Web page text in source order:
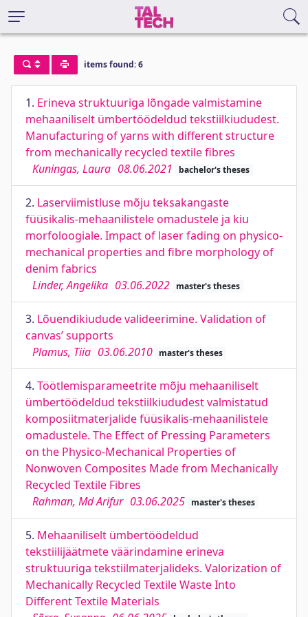
items found: 6
1. Erineva struktuuriga lõngade valmistamine
mehaaniliselt ümbertöödeldud tekstiilkiududest.
Manufacturing of yarns with different structure
from mechanically recycled textile fibres
Kuningas, Laura 08.06.2021 bachelor's theses
2. Laserviimistluse mõju teksakangaste
füüsikalis-mehaanilistele omadustele ja kiu
morfoloogiale. Impact of laser fading on physico-
mechanical properties and fibre morphology of
denim fabrics
Linder, Angelika 03.06.2022 master's theses
3. Lõuendikiudude valideerimine. Validation of
canvas’ supports
Plamus, Tiia 03.06.2010 master's theses
4. Töötlemisparameetrite mõju mehaaniliselt
ümbertöödeldud tekstiilkiududest valmistatud
komposiitmaterjalide füüsikalis-mehaanilistele
omadustele. The Effect of Pressing Parameters
on the Physico-Mechanical Properties of
Nonwoven Composites Made from Mechanically
Recycled Textile Fibres
Rahman, Md Arifur 03.06.2025 master's theses
5. Mehaaniliselt ümbertöödeldud
tekstiilijäätmete väärindamine erineva
struktuuriga tekstiilmaterjalideks. Valorization of
Mechanically Recycled Textile Waste Into
Different Textile Materials